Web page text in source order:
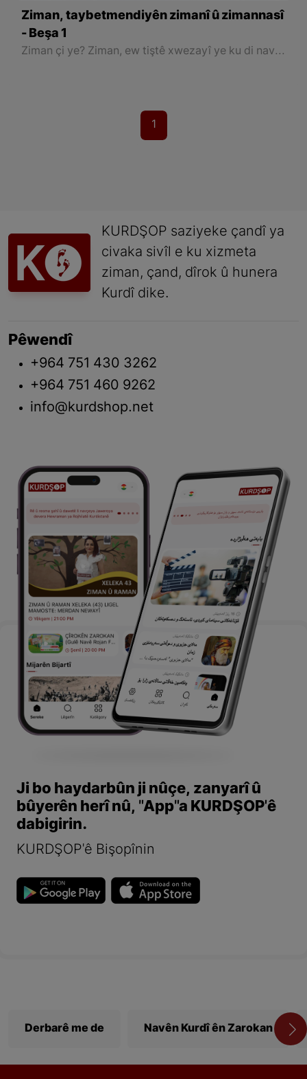
Ziman, taybetmendiyên zimanî û zimannasî
- Beşa 1
Ziman çi ye? Ziman, ew tiştê xwezayî ye ku di navbera mirovan de rê li ber axaftin û lihevkirinan vedike, her weha taybetîyên xwe jî hene. Nexwe çi ne ev taybetiyên zimên:
1
KURDŞOP saziyeke çandî ya
civaka sivîl e ku xizmeta
ziman, çand, dîrok û hunera
Kurdî dike.
Pêwendî
+964 751 430 3262
+964 751 460 9262
info@kurdshop.net
Ji bo haydarbûn ji nûçe, zanyarî û
bûyerên herî nû, "App"a KURDŞOP'ê
dabigirin.
KURDŞOP'ê Bişopînin
Derbarê me de Navên Kurdî ên Zarokan